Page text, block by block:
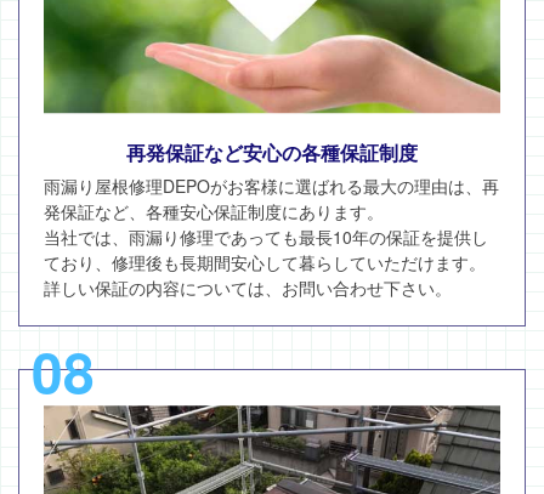
再発保証など安心の各種保証制度
雨漏り屋根修理DEPOがお客様に選ばれる最大の理由は、再
発保証など、各種安心保証制度にあります。
当社では、雨漏り修理であっても最長10年の保証を提供し
ており、修理後も長期間安心して暮らしていただけます。
詳しい保証の内容については、お問い合わせ下さい。
08